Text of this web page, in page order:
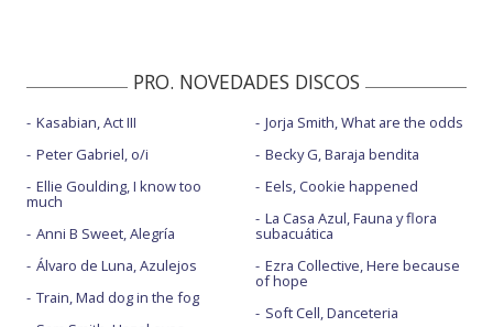
PRO. NOVEDADES DISCOS
Kasabian, Act III
Peter Gabriel, o/i
Ellie Goulding, I know too
much
Anni B Sweet, Alegría
Álvaro de Luna, Azulejos
Train, Mad dog in the fog
Jorja Smith, What are the odds
Becky G, Baraja bendita
Eels, Cookie happened
La Casa Azul, Fauna y flora
subacuática
Ezra Collective, Here because
of hope
Soft Cell, Danceteria